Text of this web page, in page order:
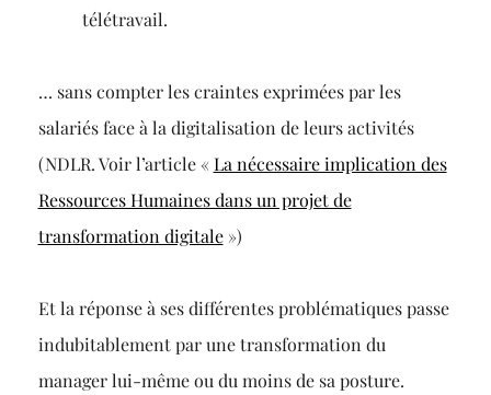
télétravail.
… sans compter les craintes exprimées par les
salariés face à la digitalisation de leurs activités
(NDLR. Voir l’article « La nécessaire implication des
Ressources Humaines dans un projet de
transformation digitale»)
Et la réponse à ses différentes problématiques passe
indubitablement par une transformation du
manager lui-même ou du moins de sa posture.